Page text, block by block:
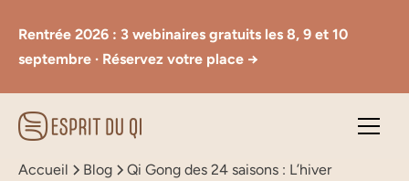
Rentrée 2026 : 3 webinaires gratuits les 8, 9 et 10
septembre · Réservez votre place →
Accueil Blog Qi Gong des 24 saisons : L’hiver